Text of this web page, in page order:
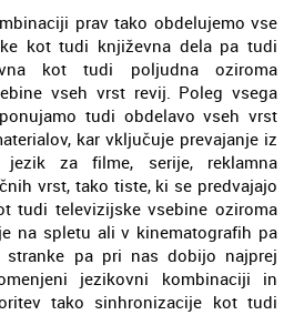
prav tako obdelujemo vse
kot tudi književna dela pa tudi
kot tudi poljudna oziroma
vseh vrst revij. Poleg vsega
tudi obdelavo vseh vrst
kar vključuje prevajanje iz
za filme, serije, reklamna
vrst, tako tiste, ki se predvajajo
tudi televizijske vsebine oziroma
na spletu ali v kinematografih pa
pa pri nas dobijo najprej
jezikovni kombinaciji in
tako sinhronizacije kot tudi